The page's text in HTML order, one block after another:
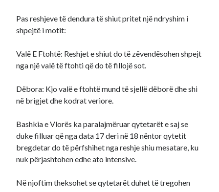
Pas reshjeve të dendura të shiut pritet një ndryshim i
shpejtë i motit:
Valë E Ftohtë: Reshjet e shiut do të zëvendësohen shpejt
nga një valë të ftohti që do të fillojë sot.
Dëbora: Kjo valë e ftohtë mund të sjellë dëborë dhe shi
në brigjet dhe kodrat veriore.
Bashkia e Vlorës ka paralajmëruar qytetarët e saj se
duke filluar që nga data 17 deri në 18 nëntor qytetit
bregdetar do të përfshihet nga reshje shiu mesatare, ku
nuk përjashtohen edhe ato intensive.
Në njoftim theksohet se qytetarët duhet të tregohen